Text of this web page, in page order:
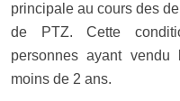
principale au cours des
de PTZ. Cette
personnes ayant
moins de 2 ans.